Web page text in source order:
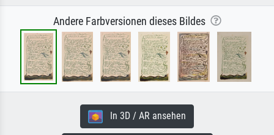
Andere Farbversionen dieses Bildes
In 3D / AR ansehen